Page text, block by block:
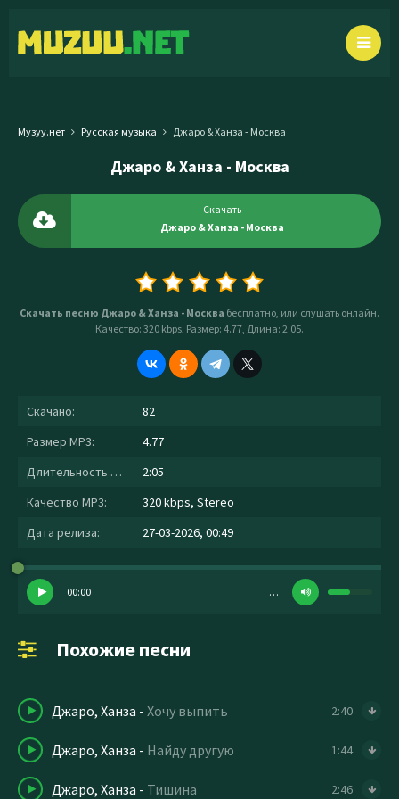
Музуу.нет Русская музыка Джаро & Ханза - Москва
Джаро & Ханза - Москва
Скачать
Джаро & Ханза - Москва
Скачать песню Джаро & Ханза - Москва бесплатно, или слушать онлайн.
Качество: 320 kbps, Размер: 4.77, Длина: 2:05.
Скачано:
82
Размер MP3:
4.77
Длительность MP3:
2:05
Качество MP3:
320 kbps, Stereo
Дата релиза:
27-03-2026, 00:49
00:00 …
Похожие песни
Джаро, Ханза - Хочу выпить 2:40
Джаро, Ханза - Найду другую 1:44
Джаро, Ханза - Тишина 2:46